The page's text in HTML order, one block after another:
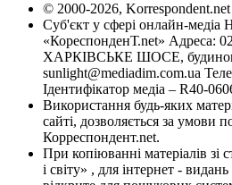
© 2000-2026, Korrespondent.net
Суб'єкт у сфері онлайн-медіа
«КореспонденТ.net» Адреса:
ХАРКІВСЬКЕ ШОСЕ, будинок
sunlight@mediadim.com.ua
Ідентифікатор медіа – R40-
Використання будь-яких
сайті, дозволяється за умови
Корреспондент.net.
При копіюванні матеріалів
і світу» , для інтернет -